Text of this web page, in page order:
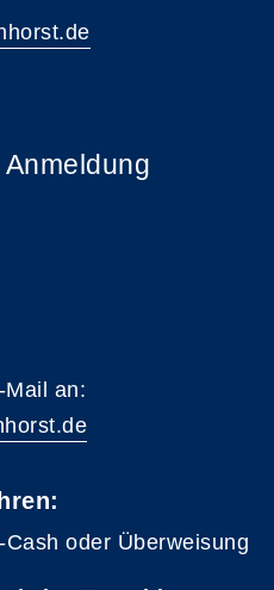
Mail an:
oder Überweisung